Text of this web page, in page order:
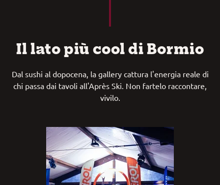
Il lato più cool di Bormio
Dal sushi al dopocena, la gallery cattura l'energia reale di
chi passa dai tavoli all'Après Ski. Non fartelo raccontare,
vivilo.